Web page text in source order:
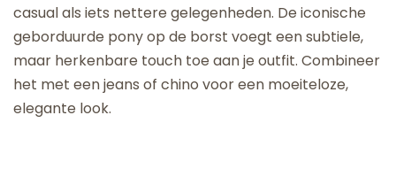
casual als iets nettere gelegenheden. De iconische
geborduurde pony op de borst voegt een subtiele,
maar herkenbare touch toe aan je outfit. Combineer
het met een jeans of chino voor een moeiteloze,
elegante look.